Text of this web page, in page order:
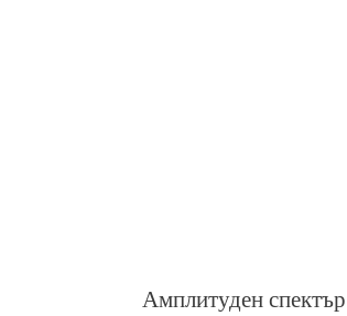
Амплитуден